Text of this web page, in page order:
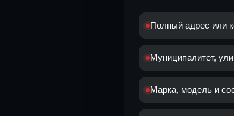
Полный адрес или
Муниципалитет,
Марка, модель и